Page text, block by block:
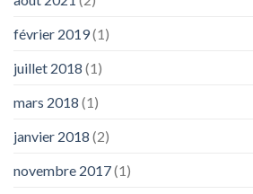
février 2019(1)
juillet 2018 (1)
mars 2018 (1)
janvier 2018 (2)
novembre 2017(1)